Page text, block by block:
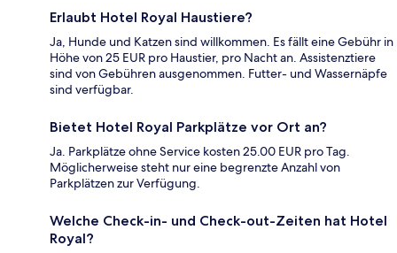
Erlaubt Hotel Royal Haustiere?
Ja, Hunde und Katzen sind willkommen. Es fällt eine Gebühr in
Höhe von 25 EUR pro Haustier, pro Nacht an. Assistenztiere
sind von Gebühren ausgenommen. Futter- und Wassernäpfe
sind verfügbar.
Bietet Hotel Royal Parkplätze vor Ort an?
Ja. Parkplätze ohne Service kosten 25.00 EUR pro Tag.
Möglicherweise steht nur eine begrenzte Anzahl von
Parkplätzen zur Verfügung.
Welche Check-in- und Check-out-Zeiten hat Hotel
Royal?